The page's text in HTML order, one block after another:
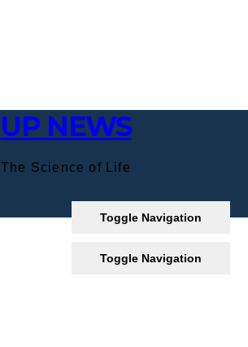
UP NEWS
The Science of Life
Toggle Navigation
Toggle Navigation